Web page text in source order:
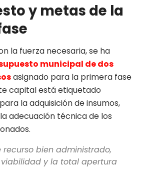
y metas de la
la fuerza necesaria, se ha
municipal de dos
asignado para la primera fase
capital está etiquetado
la adquisición de insumos,
adecuación técnica de los
recurso bien administrado,
y la total apertura